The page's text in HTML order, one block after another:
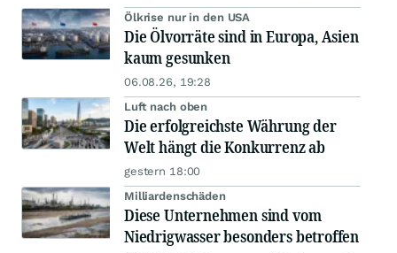
Ölkrise nur in den USA
Die Ölvorräte sind in Europa, Asien
kaum gesunken
06.08.26, 19:28
Luft nach oben
Die erfolgreichste Währung der
Welt hängt die Konkurrenz ab
gestern 18:00
Milliardenschäden
Diese Unternehmen sind vom
Niedrigwasser besonders betroffen